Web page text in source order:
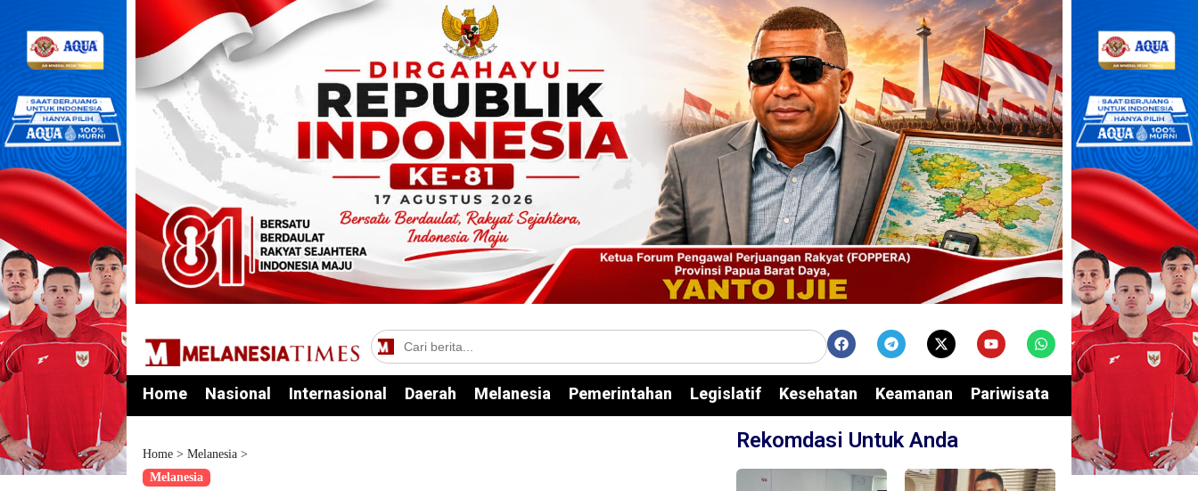
Home Nasional Internasional Daerah Melanesia Pemerintahan Legislatif Kesehatan Keamanan Pariwisata Edukasi
Home > Melanesia >
Melanesia
Rekomdasi Untuk Anda